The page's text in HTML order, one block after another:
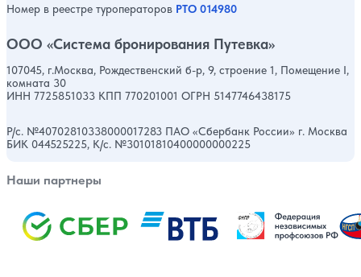
Номер в реестре туроператоров РТО 014980
ООО «Система бронирования Путевка»
107045, г.Москва, Рождественский б-р, 9, строение 1, Помещение I,
комната 30
ИНН 7725851033 КПП 770201001 ОГРН 5147746438175
Р/с. №40702810338000017283 ПАО «Сбербанк России» г. Москва
БИК 044525225, К/с. №30101810400000000225
Наши партнеры